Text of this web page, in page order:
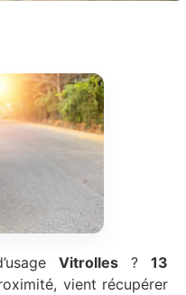
Vitrolles?13
vient récupérer